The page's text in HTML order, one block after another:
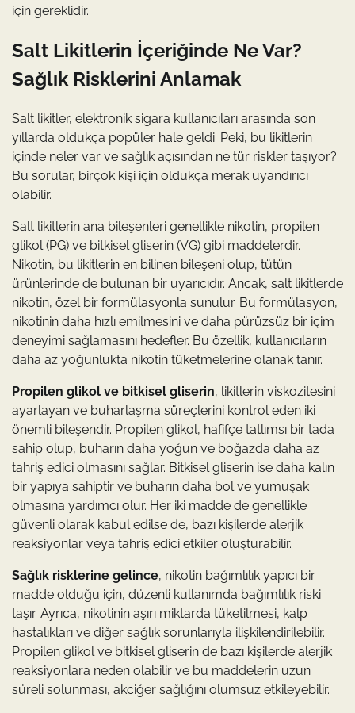
için gereklidir.
Salt Likitlerin İçeriğinde Ne Var?
Sağlık Risklerini Anlamak
Salt likitler, elektronik sigara kullanıcıları arasında son
yıllarda oldukça popüler hale geldi. Peki, bu likitlerin
içinde neler var ve sağlık açısından ne tür riskler taşıyor?
Bu sorular, birçok kişi için oldukça merak uyandırıcı
olabilir.
Salt likitlerin ana bileşenleri genellikle nikotin, propilen
glikol (PG) ve bitkisel gliserin (VG) gibi maddelerdir.
Nikotin, bu likitlerin en bilinen bileşeni olup, tütün
ürünlerinde de bulunan bir uyarıcıdır. Ancak, salt likitlerde
nikotin, özel bir formülasyonla sunulur. Bu formülasyon,
nikotinin daha hızlı emilmesini ve daha pürüzsüz bir içim
deneyimi sağlamasını hedefler. Bu özellik, kullanıcıların
daha az yoğunlukta nikotin tüketmelerine olanak tanır.
Propilen glikol ve bitkisel gliserin, likitlerin viskozitesini
ayarlayan ve buharlaşma süreçlerini kontrol eden iki
önemli bileşendir. Propilen glikol, hafifçe tatlımsı bir tada
sahip olup, buharın daha yoğun ve boğazda daha az
tahriş edici olmasını sağlar. Bitkisel gliserin ise daha kalın
bir yapıya sahiptir ve buharın daha bol ve yumuşak
olmasına yardımcı olur. Her iki madde de genellikle
güvenli olarak kabul edilse de, bazı kişilerde alerjik
reaksiyonlar veya tahriş edici etkiler oluşturabilir.
Sağlık risklerine gelince, nikotin bağımlılık yapıcı bir
madde olduğu için, düzenli kullanımda bağımlılık riski
taşır. Ayrıca, nikotinin aşırı miktarda tüketilmesi, kalp
hastalıkları ve diğer sağlık sorunlarıyla ilişkilendirilebilir.
Propilen glikol ve bitkisel gliserin de bazı kişilerde alerjik
reaksiyonlara neden olabilir ve bu maddelerin uzun
süreli solunması, akciğer sağlığını olumsuz etkileyebilir.